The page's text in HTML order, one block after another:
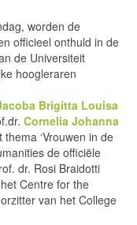
worden de
officieel onthuld in de
de Universiteit
hoogleraren
Brigitta Louisa
Cornelia Johanna
‘Vrouwen in de
de officiële
dr. Rosi Braidotti
Centre for the
van het College